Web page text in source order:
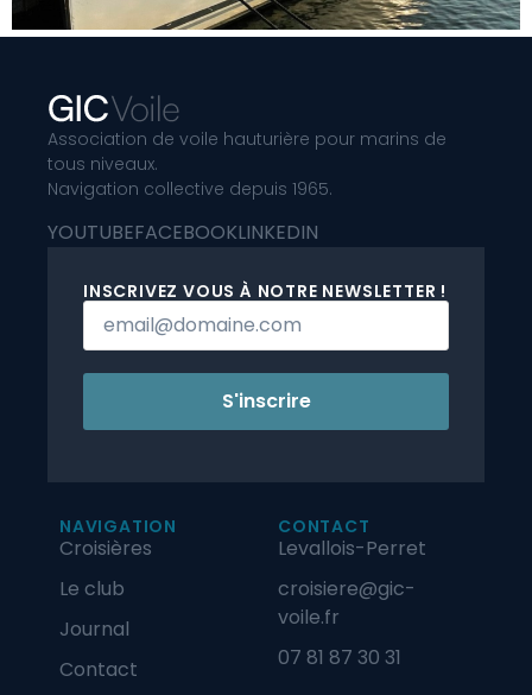
Association de voile hauturière pour marins de
tous niveaux.
Navigation collective depuis 1965.
YOUTUBEFACEBOOKLINKEDIN
INSCRIVEZ VOUS À NOTRE NEWSLETTER !
S'inscrire
NAVIGATION
Croisières
Le club
Journal
Contact
CONTACT
Levallois-Perret
croisiere@gic-
voile.fr
07 81 87 30 31